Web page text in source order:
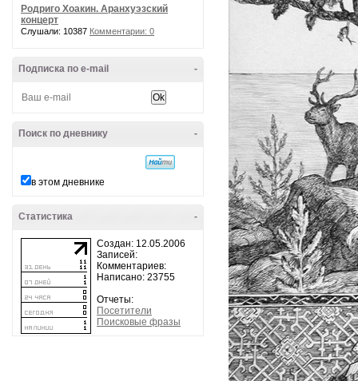
Родриго Хоакин. Аранхуэзский
концерт
Слушали: 10387 Комментарии: 0
-
Подписка по e-mail
-
Поиск по дневнику
в этом дневнике
-
Статистика
Создан: 12.05.2006
Записей:
Комментариев:
Написано: 23755
Отчеты:
Посетители
Поисковые фразы